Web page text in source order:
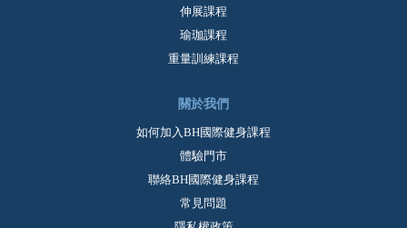
伸展課程
瑜珈課程
重量訓練課程
關於我們
如何加入BH國際健身課程
體驗門市
聯絡BH國際健身課程
常見問題